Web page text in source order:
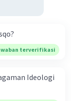
terverifikasi
Ideologi